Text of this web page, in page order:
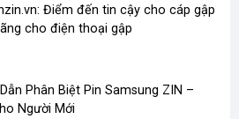
Điểm đến tin cậy cho cáp gập
cho điện thoại gập
Phân Biệt Pin Samsung ZIN –
Người Mới